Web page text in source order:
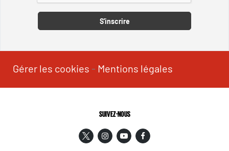
S'inscrire
Gérer les cookies - Mentions légales
SUIVEZ-NOUS